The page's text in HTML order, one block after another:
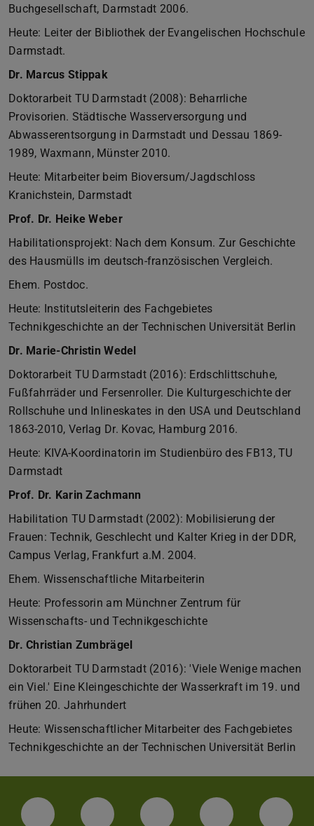
Buchgesellschaft, Darmstadt 2006.
Heute: Leiter der Bibliothek der Evangelischen Hochschule
Darmstadt.
Dr. Marcus Stippak
Doktorarbeit TU Darmstadt (2008): Beharrliche
Provisorien. Städtische Wasserversorgung und
Abwasserentsorgung in Darmstadt und Dessau 1869-
1989, Waxmann, Münster 2010.
Heute: Mitarbeiter beim Bioversum/Jagdschloss
Kranichstein, Darmstadt
Prof. Dr. Heike Weber
Habilitationsprojekt: Nach dem Konsum. Zur Geschichte
des Hausmülls im deutsch-französischen Vergleich.
Ehem. Postdoc.
Heute: Institutsleiterin des Fachgebietes
Technikgeschichte an der Technischen Universität Berlin
Dr. Marie-Christin Wedel
Doktorarbeit TU Darmstadt (2016): Erdschlittschuhe,
Fußfahrräder und Fersenroller. Die Kulturgeschichte der
Rollschuhe und Inlineskates in den USA und Deutschland
1863-2010, Verlag Dr. Kovac, Hamburg 2016.
Heute: KIVA-Koordinatorin im Studienbüro des FB13, TU
Darmstadt
Prof. Dr. Karin Zachmann
Habilitation TU Darmstadt (2002): Mobilisierung der
Frauen: Technik, Geschlecht und Kalter Krieg in der DDR,
Campus Verlag, Frankfurt a.M. 2004.
Ehem. Wissenschaftliche Mitarbeiterin
Heute: Professorin am Münchner Zentrum für
Wissenschafts- und Technikgeschichte
Dr. Christian Zumbrägel
Doktorarbeit TU Darmstadt (2016): 'Viele Wenige machen
ein Viel.' Eine Kleingeschichte der Wasserkraft im 19. und
frühen 20. Jahrhundert
Heute: Wissenschaftlicher Mitarbeiter des Fachgebietes
Technikgeschichte an der Technischen Universität Berlin